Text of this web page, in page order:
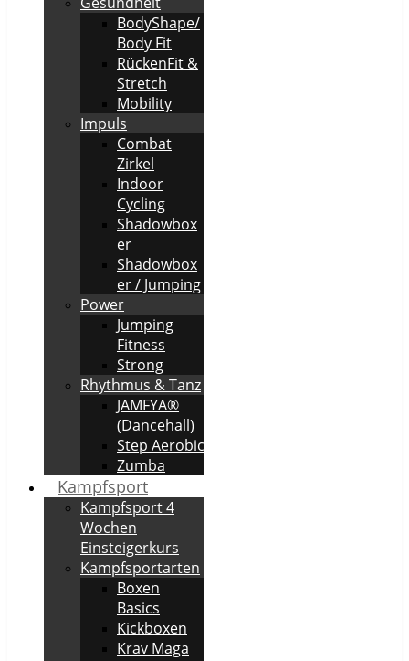
BodyShape/
Body Fit
RückenFit &
Stretch
Mobility
Impuls
Combat
Zirkel
Indoor
Cycling
Shadowbox
er
Shadowbox
er / Jumping
Power
Jumping
Fitness
Strong
Rhythmus & Tanz
JAMFYA®
(Dancehall)
Step Aerobic
Zumba
Kampfsport
Kampfsport 4
Wochen
Einsteigerkurs
Kampfsportarten
Boxen
Basics
Kickboxen
Krav Maga